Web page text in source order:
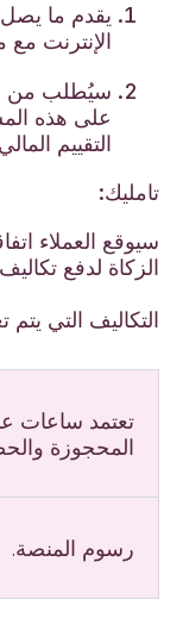
الإنترنت
سيُطلب من
على هذه
التقييم
تامليك:
سيوقع العملاء
الزكاة لدفع
التكاليف التي يتم
تعتمد ساعات
المحجوزة
رسوم المنصة.